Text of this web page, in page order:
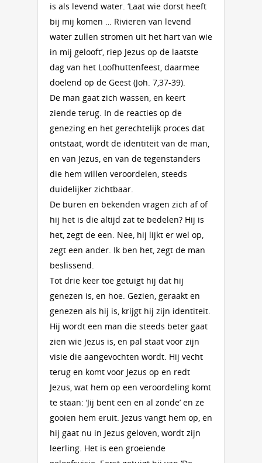
is als levend water. ‘Laat wie dorst heeft
bij mij komen … Rivieren van levend
water zullen stromen uit het hart van wie
in mij gelooft’, riep Jezus op de laatste
dag van het Loofhuttenfeest, daarmee
doelend op de Geest (Joh. 7,37-39).
De man gaat zich wassen, en keert
ziende terug. In de reacties op de
genezing en het gerechtelijk proces dat
ontstaat, wordt de identiteit van de man,
en van Jezus, en van de tegenstanders
die hem willen veroordelen, steeds
duidelijker zichtbaar.
De buren en bekenden vragen zich af of
hij het is die altijd zat te bedelen? Hij is
het, zegt de een. Nee, hij lijkt er wel op,
zegt een ander. Ik ben het, zegt de man
beslissend.
Tot drie keer toe getuigt hij dat hij
genezen is, en hoe. Gezien, geraakt en
genezen als hij is, krijgt hij zijn identiteit.
Hij wordt een man die steeds beter gaat
zien wie Jezus is, en pal staat voor zijn
visie die aangevochten wordt. Hij vecht
terug en komt voor Jezus op en redt
Jezus, wat hem op een veroordeling komt
te staan: ‘Jij bent een en al zonde’ en ze
gooien hem eruit. Jezus vangt hem op, en
hij gaat nu in Jezus geloven, wordt zijn
leerling. Het is een groeiende